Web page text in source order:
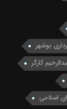
بوشهر
کارگر
اسلامی